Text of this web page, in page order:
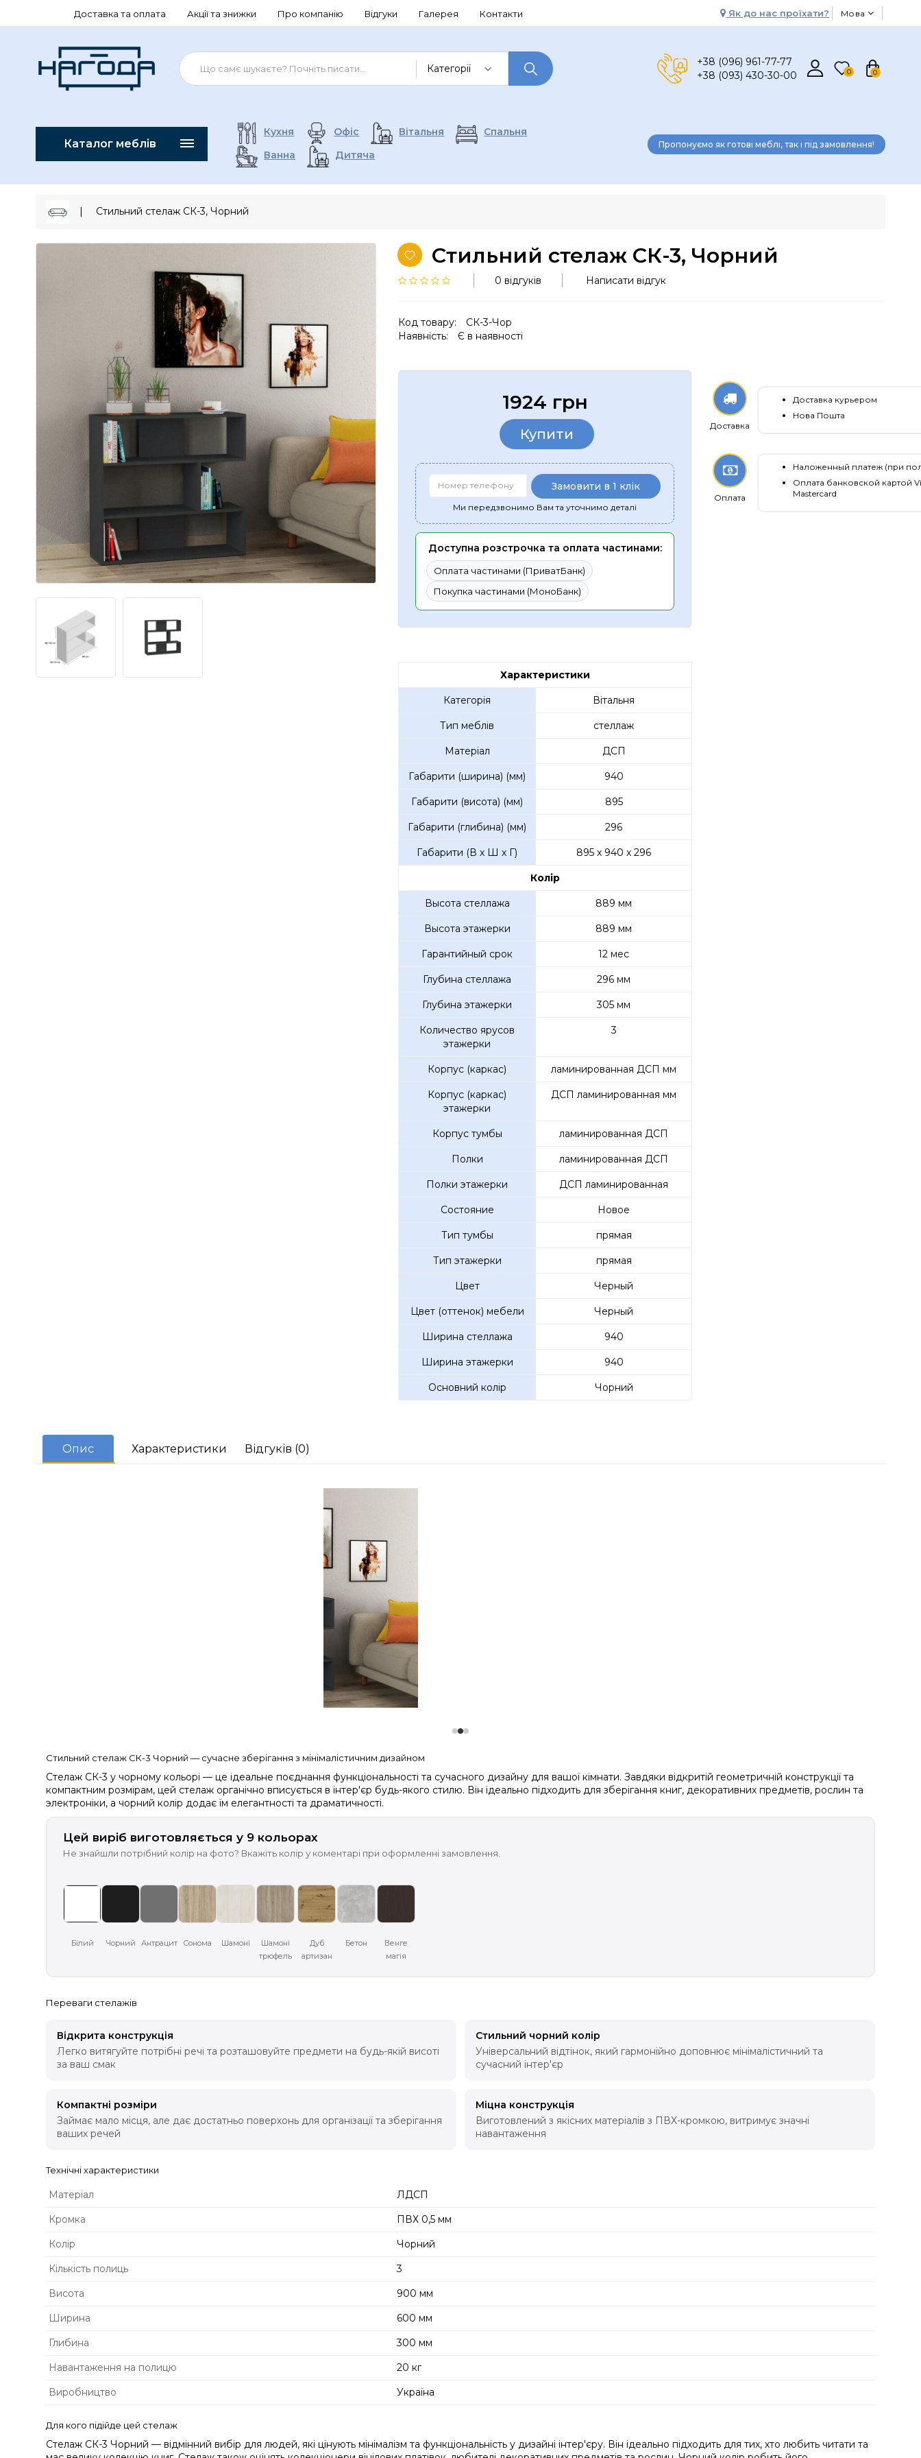
Доставка та оплата Акції та знижки Про компанію Відгуки Галерея Контакти Як до нас проїхати? Мова
+38 (096) 961-77-77
+38 (093) 430-30-00
0 0
Каталог меблів
Кухня Офіс Вітальня
Спальня
Ванна
Дитяча
Пропонуємо як готові меблі, так і під замовлення!
Стильний стелаж СК-3, Чорний
Стильний стелаж СК-3, Чорний
0 відгуків Написати відгук
Код товару:
СК-3-Чор
Наявність:
Є в наявності
1924 грн
Купити
Замовити в 1 клік
Ми передзвонимо Вам та уточнимо деталі
Доступна розстрочка та оплата частинами:
Оплата частинами (ПриватБанк)
Покупка частинами (МоноБанк)
Доставка
Доставка курьером
Нова Пошта
Оплата
Наложенный платеж (при
Оплата банковской картой
Mastercard
Характеристики
Категорія Вітальня
Тип меблів стеллаж
Матеріал ДСП
Габарити (ширина) (мм) 940
Габарити (висота) (мм) 895
Габарити (глибина) (мм) 296
Габарити (В х Ш х Г) 895 x 940 x 296
Колір
Высота стеллажа 889 мм
Высота этажерки 889 мм
Гарантийный срок 12 мес
Глубина стеллажа 296 мм
Глубина этажерки 305 мм
Количество ярусов
этажерки
3
Корпус (каркас) ламинированная ДСП мм
Корпус (каркас)
этажерки
ДСП ламинированная мм
Корпус тумбы ламинированная ДСП
Полки ламинированная ДСП
Полки этажерки ДСП ламинированная
Состояние Новое
Тип тумбы прямая
Тип этажерки прямая
Цвет Черный
Цвет (оттенок) мебели Черный
Ширина стеллажа 940
Ширина этажерки 940
Основний колір Чорний
Опис Характеристики Відгуків (0)
Стильний стелаж СК-3 Чорний — сучасне зберігання з мінімалістичним дизайном
Стелаж СК-3 у чорному кольорі — це ідеальне поєднання функціональності та сучасного дизайну для вашої кімнати. Завдяки відкритій геометричній конструкції та
компактним розмірам, цей стелаж органічно вписується в інтер'єр будь-якого стилю. Він ідеально підходить для зберігання книг, декоративних предметів, рослин та
электроніки, а чорний колір додає їм елегантності та драматичності.
Цей виріб виготовляється у 9 кольорах
Не знайшли потрібний колір на фото? Вкажіть колір у коментарі при оформленні замовлення.
Білий Чорний Антрацит Сонома Шамоні
Шамоні
трюфель
Дуб
артизан
Бетон
Венге
магія
Переваги стелажів
Відкрита конструкція
Легко витягуйте потрібні речі та розташовуйте предмети на будь-якій висоті
за ваш смак
Стильний чорний колір
Універсальний відтінок, який гармонійно доповнює мінімалістичний та
сучасний інтер'єр
Компактні розміри
Займає мало місця, але дає достатньо поверхонь для організації та зберігання
ваших речей
Міцна конструкція
Виготовлений з якісних матеріалів з ПВХ-кромкою, витримує значні
навантаження
Технічні характеристики
Матеріал
ЛДСП
Кромка
ПВХ 0,5 мм
Колір
Чорний
Кількість полиць
3
Висота
900 мм
Ширина
600 мм
Глибина
300 мм
Навантаження на полицю
20 кг
Виробництво
Україна
Для кого підійде цей стелаж
Стелаж СК-3 Чорний — відмінний вибір для людей, які цінують мінімалізм та функціональність у дизайні інтер'єру. Він ідеально підходить для тих, хто любить читати та